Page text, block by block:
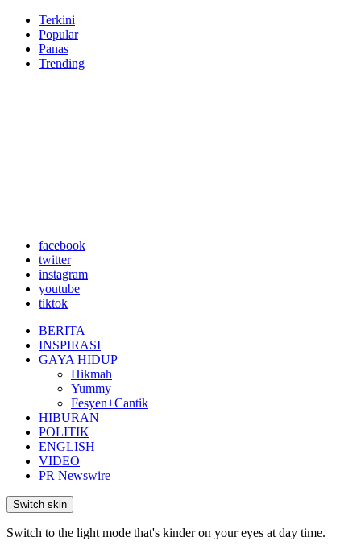
Terkini
Popular
Panas
Trending
facebook
twitter
instagram
youtube
tiktok
BERITA
INSPIRASI
GAYA HIDUP
Hikmah
Yummy
Fesyen+Cantik
HIBURAN
POLITIK
ENGLISH
VIDEO
PR Newswire
Switch skin
Switch to the light mode that's kinder on your eyes at day time.